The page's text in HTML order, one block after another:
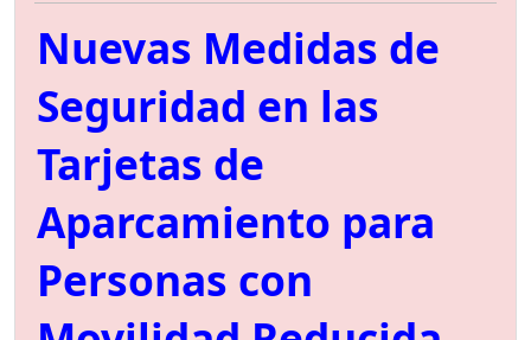
Nuevas Medidas de
Seguridad en las
Tarjetas de
Aparcamiento para
Personas con